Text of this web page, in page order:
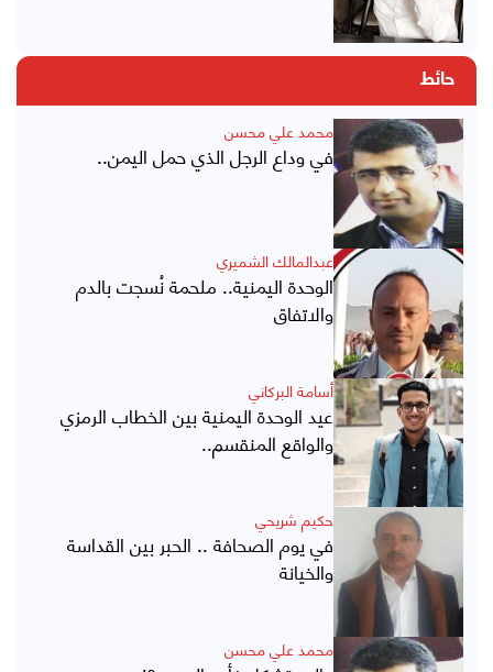
حائط
محمد علي محسن
في وداع الرجل الذي حمل اليمن..
عبدالمالك الشميري
الوحدة اليمنية.. ملحمة نُسجت بالدم
والاتفاق
أسامة البركاني
عيد الوحدة اليمنية بين الخطاب الرمزي
والواقع المنقسم..
حكيم شريحي
في يوم الصحافة .. الحبر بين القداسة
والخيانة
محمد علي محسن